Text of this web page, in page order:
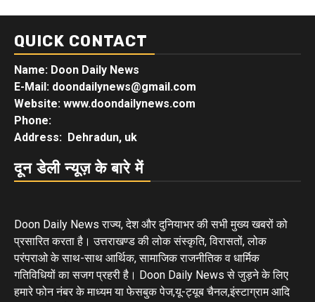
QUICK CONTACT
Name: Doon Daily News
E-Mail: doondailynews@gmail.com
Website: www.doondailynews.com
Phone:
Address: Dehradun, uk
दून डेली न्यूज़ के बारे में
Doon Daily News राज्य, देश और दुनियाभर की सभी मुख्य खबरों को
प्रसारित करता है। उत्तराखण्ड की लोक संस्कृति, विरासतों, लोक
परंपराओ के साथ-साथ आर्थिक, सामाजिक राजनीतिक व धार्मिक
गतिविधियों का सजग प्रहरी है। Doon Daily News से जुड़ने के लिए
हमारे फोन नंबर के माध्यम या फेसबुक पेज,यू-ट्यूब चैनल,इंस्टाग्राम आदि